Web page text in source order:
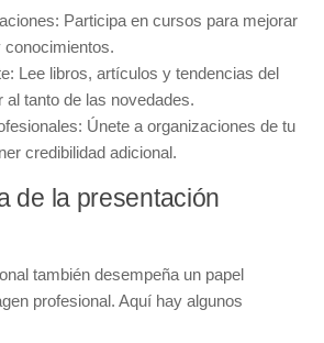
Participa en cursos para mejorar
conocimientos.
Lee libros, artículos y tendencias del
al tanto de las novedades.
Únete a organizaciones de tu
credibilidad adicional.
de la presentación
también desempeña un papel
profesional. Aquí hay algunos